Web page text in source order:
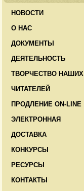
НОВОСТИ
О НАС
ДОКУМЕНТЫ
ДЕЯТЕЛЬНОСТЬ
ТВОРЧЕСТВО НАШИХ
ЧИТАТЕЛЕЙ
ПРОДЛЕНИЕ ON-LINE
ЭЛЕКТРОННАЯ
ДОСТАВКА
КОНКУРСЫ
РЕСУРСЫ
КОНТАКТЫ